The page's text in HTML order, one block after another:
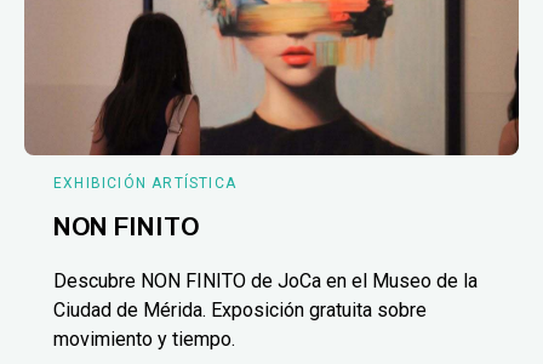
EXHIBICIÓN ARTÍSTICA
NON FINITO
Descubre NON FINITO de JoCa en el Museo de la
Ciudad de Mérida. Exposición gratuita sobre
movimiento y tiempo.